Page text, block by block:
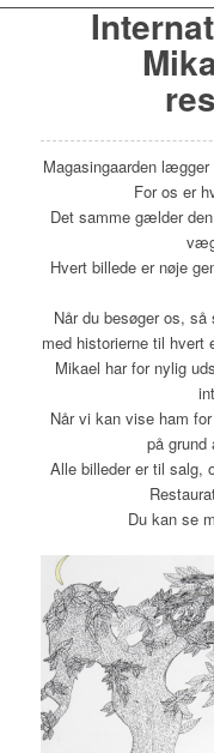
Magasingaarden
For os er
Det samme gælder
Hvert billede er nøje
Når du besøger os,
med historierne til hvert
Mikael har for nylig
Når vi kan vise ham
på grund
Alle billeder er til salg,
Du kan se